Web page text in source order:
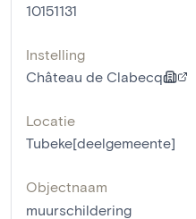
10151131
Instelling
Château de Clabecq
Locatie
Tubeke[deelgemeente]
Objectnaam
muurschildering